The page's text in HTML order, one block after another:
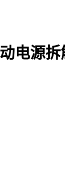
电源拆